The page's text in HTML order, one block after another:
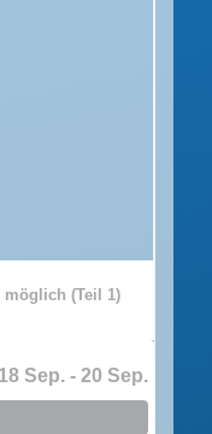
möglich (Teil 1)
Sep. - 20 Sep.